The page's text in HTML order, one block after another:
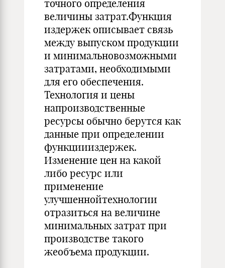
точного определения
величины затрат.Функция
издержек описывает связь
между выпуском продукции
и минимальновозможными
затратами, необходимыми
для его обеспечения.
Технология и цены
напроизводственные
ресурсы обычно берутся как
данные при определении
функциииздержек.
Изменение цен на какой
либо ресурс или
применение
улучшеннойтехнологии
отразиться на величине
минимальных затрат при
производстве такого
жеобъема продукции.